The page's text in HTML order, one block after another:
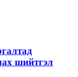
шийтгэл